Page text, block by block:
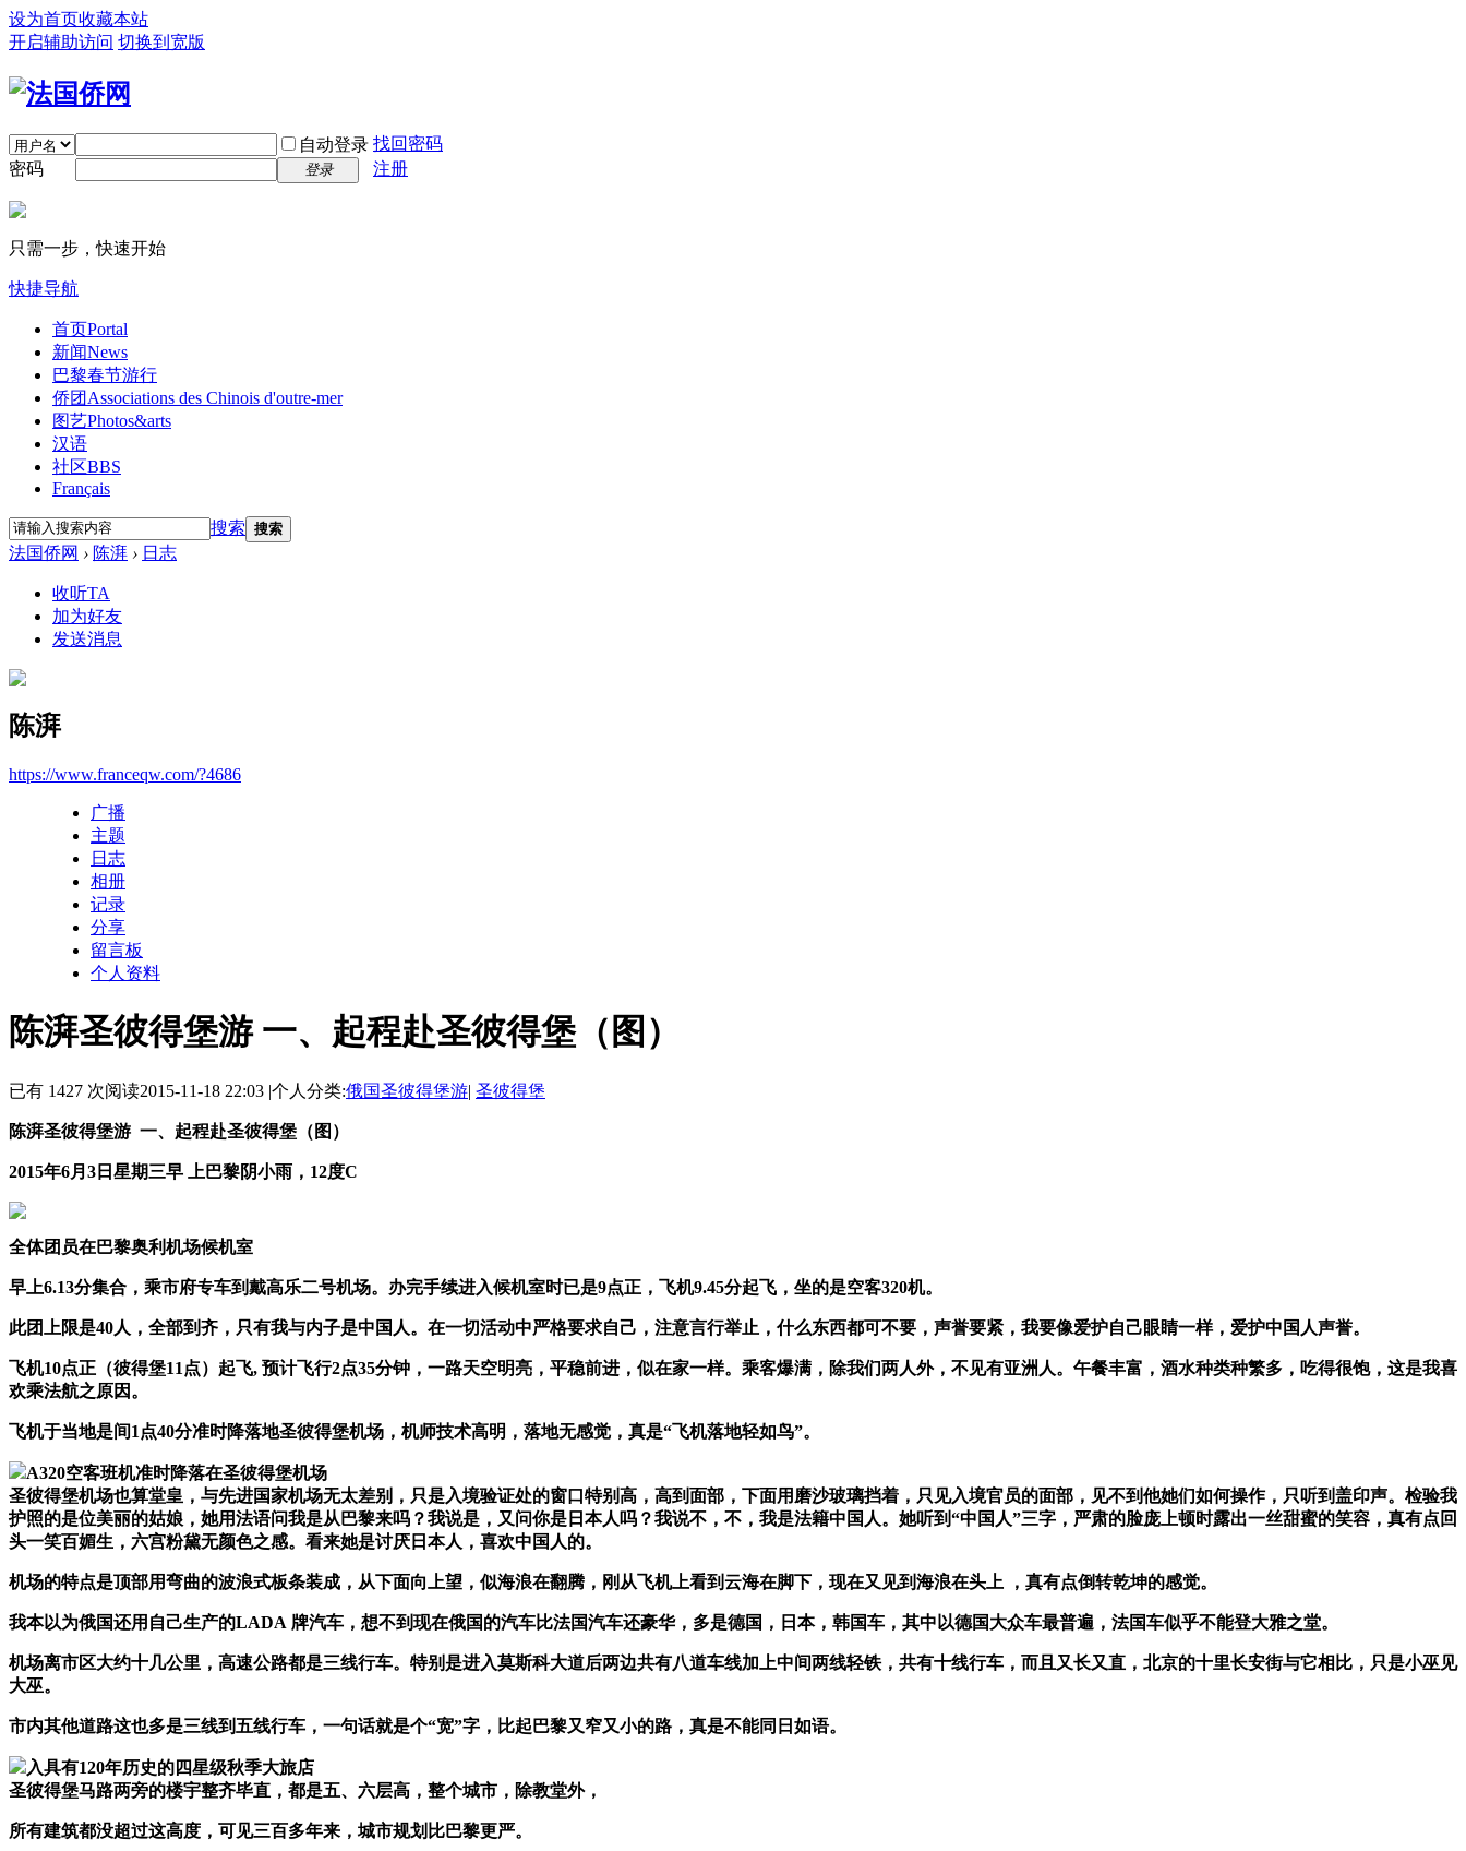
设为首页收藏本站
开启辅助访问 切换到宽版
自动登录 找回密码
密码
登录 注册
只需一步，快速开始
快捷导航
首页Portal
新闻News
巴黎春节游行
侨团 Associations des Chinois d'outre-mer
图艺Photos&arts
汉语
社区BBS
Français
搜索 搜索
法国侨网 › 陈湃 › 日志
收听TA
加为好友
发送消息
陈湃
https://www.franceqw.com/?4686
广播
主题
日志
相册
记录
分享
留言板
个人资料
陈湃圣彼得堡游 一、起程赴圣彼得堡（图）
已有 1427 次阅读2015-11-18 22:03 |个人分类:俄国圣彼得堡游| 圣彼得堡
陈湃圣彼得堡游 一、起程赴圣彼得堡（图）
2015年6月 3 日星期三早 上巴黎阴小雨， 12度C
全体团员在巴黎奥利机场候机室
早上6.13分集合，乘市府专车到戴高乐二号机场。办完手续进入候机室时已是9点正，飞机9.45分起飞，坐的是空客320机。
此团上限是40人，全部到齐，只有我与内子是中国人。在一切活动中严格要求自己，注意言行举止，什么东西都可不要，声誉要紧，我要像爱护自己眼睛一样，爱护中国人声誉。
飞机10点正（彼得堡11 点）起飞, 预计飞行2点35分钟，一路天空明亮，平稳前进，似在家一样。乘客爆满，除我们两人外，不见有亚洲人。午餐丰富，酒水种类种繁多，吃得很饱，这是我喜
欢乘法航之原因。
飞机于当地是间1 点40分准时降落地圣彼得堡机场，机师技术高明，落地无感觉，真是“飞机落地轻如鸟”。
A320空客班机准时降落在圣彼得堡机场
圣彼得堡机场也算堂皇，与先进国家机场无太差别，只是入境验证处的窗口特别高，高到面部，下面用磨沙玻璃挡着，只见入境官员的面部，见不到他她们如何操作，只听到盖印声。检验我
护照的是位美丽的姑娘，她用法语问我是从巴黎来吗？我说是，又问你是日本人吗？我说不，不，我是法籍中国人。她听到“中国人”三字，严肃的脸庞上顿时露出一丝甜蜜的笑容，真有点回
头一笑百媚生，六宫粉黛无颜色之感。看来她是讨厌日本人，喜欢中国人的。
机场的特点是顶部用弯曲的波浪式板条装成，从下面向上望，似海浪在翻腾，刚从飞机上看到云海在脚下，现在又见到海浪在头上 ，真有点倒转乾坤的感觉。
我本以为俄国还用自己生产的LADA 牌汽车，想不到现在俄国的汽车比法国汽车还豪华，多是德国，日本，韩国车，其中以德国大众车最普遍，法国车似乎不能登大雅之堂。
机场离市区大约十几公里，高速公路都是三线行车。特别是进入莫斯科大道后两边共有八道车线加上中间两线轻铁，共有十线行车，而且又长又直，北京的十里长安街与它相比，只是小巫见
大巫。
市内其他道路这也多是三线到五线行车，一句话就是个“宽”字，比起巴黎又窄又小的路，真是不能同日如语。
入具有120年历史的四星级秋季大旅店
圣彼得堡马路两旁的楼宇整齐毕直，都是五、六层高，整个城市，除教堂外，
所有建筑都没超过这高度，可见三百多年来，城市规划比巴黎更严。